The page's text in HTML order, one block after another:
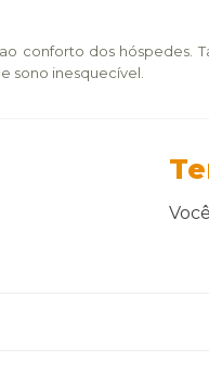
conforto dos
sono inesquecível.